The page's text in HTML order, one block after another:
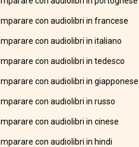
Imparare con audiolibri in francese
Imparare con audiolibri in italiano
Imparare con audiolibri in tedesco
Imparare con audiolibri in giapponese
Imparare con audiolibri in russo
Imparare con audiolibri in cinese
Imparare con audiolibri in hindi